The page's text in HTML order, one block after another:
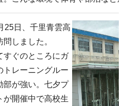
25日、千里青雲高
しました。
すぐのところにガ
トレーニングルー
部が強い。七夕プ
が開催中で高校生